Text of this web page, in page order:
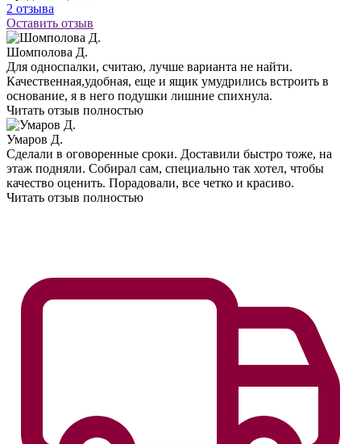
2 отзыва
Оставить отзыв
Шомполова Д.
Для односпалки, считаю, лучше варианта не найти.
Качественная,удобная, еще и ящик умудрились встроить в
основание, я в него подушки лишние спихнула.
Читать отзыв полностью
Умаров Д.
Сделали в оговоренные сроки. Доставили быстро тоже, на
этаж подняли. Собирал сам, специально так хотел, чтобы
качество оценить. Порадовали, все четко и красиво.
Читать отзыв полностью